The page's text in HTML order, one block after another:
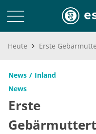
Heute Erste
News
Inland
News
Erste